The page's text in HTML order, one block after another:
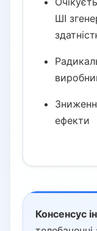
ШІ
ефекти
Консенсус